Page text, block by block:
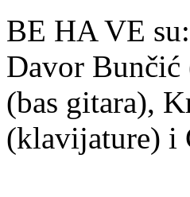
BE HA VE
Davor
(bas gitara),
(klavijature) i